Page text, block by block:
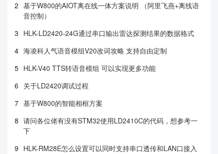
2 基于W800的AIOT离在线一体方案说明 （阿里飞燕+离线语
音控制）
3 HLK-LD2420-24G通过串口输出雷达探测结果的数据格式
4 海凌科人气语音模组V20改词攻略 支持自由定制
5 HLK-V40 TTS转语音模组 可以实现更多功能
6 关于LD2420调试过程
7 基于W800的智能相框方案
8 请问各位佬有没有STM32使用LD2410C的代码，想参考一
下
9 HLK-RM28E怎么设置可以同时支持串口透传和LAN口接入